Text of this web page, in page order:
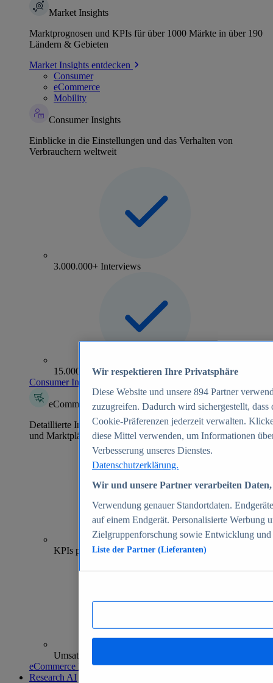
Market Insights
Marktprognosen und KPIs für über 1000 Märkte in über 190
Ländern & Gebieten
Market Insights entdecken
Consumer
eCommerce
Mobility
Consumer Insights
Einblicke in die Einstellungen und das Verhalten von
Verbrauchern weltweit
3.000.000+ Interviews
15.000+ Marken
Consumer Insights entdecken
eCommerce Insights
Detaillierte Informationen zu mehr als 39.000 Online-Shops
und Marktplätzen
70+
KPIs pro Shop
Umsatzanalysen und -prognosen
eCommerce Insights entdecken
Research AI
Wir respektieren Ihre Privatsphäre
Diese Website und unsere 894 Partner
zuzugreifen. Dadurch wird sichergestellt,
Cookie-Präferenzen jederzeit verwalten.
diese Mittel verwenden, um Informationen
Verbesserung unseres Dienstes.
Datenschutzerklärung.
Wir und unsere Partner verarbeiten
Verwendung genauer Standortdaten.
auf einem Endgerät. Personalisierte Werbung
Zielgruppenforschung sowie Entwicklung
Liste der Partner (Lieferanten)